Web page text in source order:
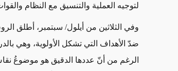
لتوجيه العملية والتنسيق مع النظام
وفي الثلاثين من أيلول/ سبتمبر، أطلق
ضدّ الأهداف التي تشكل الأولوية، وهي
الرغم من أنّ عددها الدقيق هو موضوعُ